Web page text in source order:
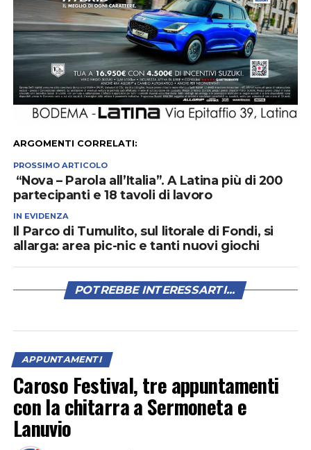
ARGOMENTI CORRELATI:
PROSSIMO ARTICOLO
“Nova – Parola all’Italia”. A Latina più di 200
partecipanti e 18 tavoli di lavoro
IN EVIDENZA
Il Parco di Tumulito, sul litorale di Fondi, si
allarga: area pic-nic e tanti nuovi giochi
POTREBBE INTERESSARTI...
APPUNTAMENTI
Caroso Festival, tre appuntamenti
con la chitarra a Sermoneta e
Lanuvio